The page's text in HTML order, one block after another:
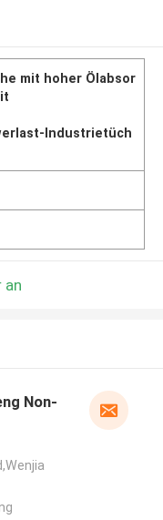
mit hoher Ölabsor
Industrietüch
an
Non-